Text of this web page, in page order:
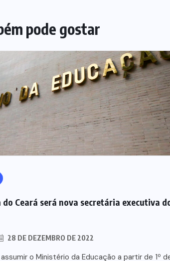
pode gostar
Ceará será nova secretária executiva
28 DE DEZEMBRO DE 2022
o Ministério da Educação a partir de 1º